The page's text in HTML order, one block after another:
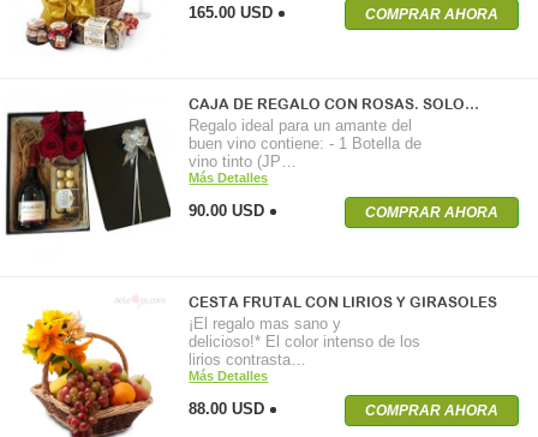
165.00 USD COMPRAR AHORA
CAJA DE REGALO CON ROSAS. SOLO…
Regalo ideal para un amante del
buen vino contiene: - 1 Botella de
vino tinto (JP…
Más Detalles
90.00 USD COMPRAR AHORA
CESTA FRUTAL CON LIRIOS Y GIRASOLES
¡El regalo mas sano y
delicioso!* El color intenso de los
lirios contrasta…
Más Detalles
88.00 USD COMPRAR AHORA